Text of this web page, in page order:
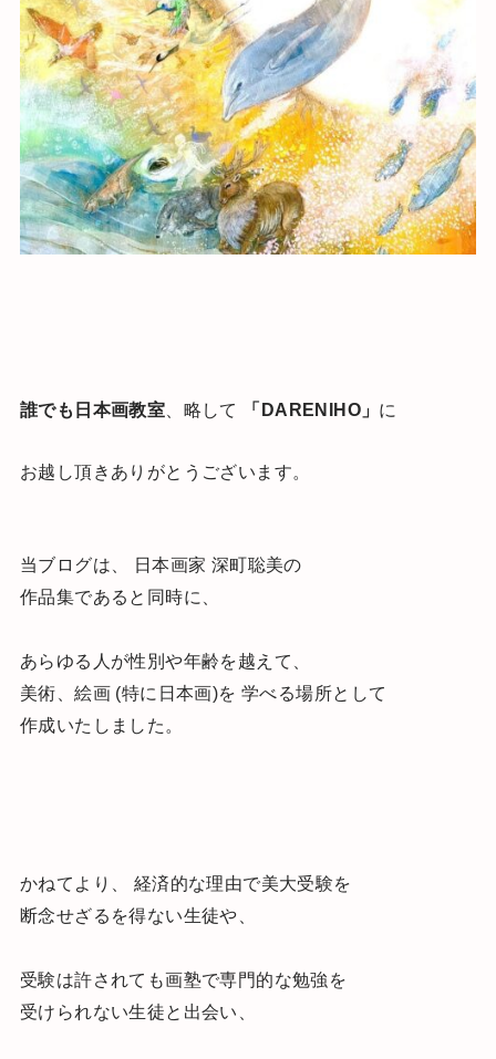
誰でも日本画教室 、略して 「DARENIHO」 に
お越し頂きありがとうございます。
当ブログは、 日本画家 深町聡美の
作品集であると同時に、
あらゆる人が性別や年齢を越えて、
美術、絵画 (特に日本画)を 学べる場所として
作成いたしました。
かねてより、 経済的な理由で美大受験を
断念せざるを得ない生徒や、
受験は許されても画塾で専門的な勉強を
受けられない生徒と出会い、